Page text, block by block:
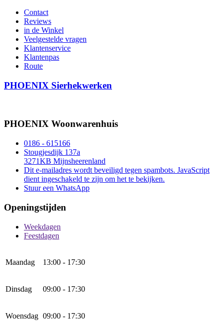
Contact
Reviews
in de Winkel
Veelgestelde vragen
Klantenservice
Klantenpas
Route
PHOENIX Sierhekwerken
PHOENIX Woonwarenhuis
0186 - 615166
Stougjesdijk 137a
3271KB Mijnsheerenland
Dit e-mailadres wordt beveiligd tegen spambots. JavaScript
dient ingeschakeld te zijn om het te bekijken.
Stuur een WhatsApp
Openingstijden
Weekdagen
Feestdagen
Maandag 13:00 - 17:30
Dinsdag 09:00 - 17:30
Woensdag 09:00 - 17:30